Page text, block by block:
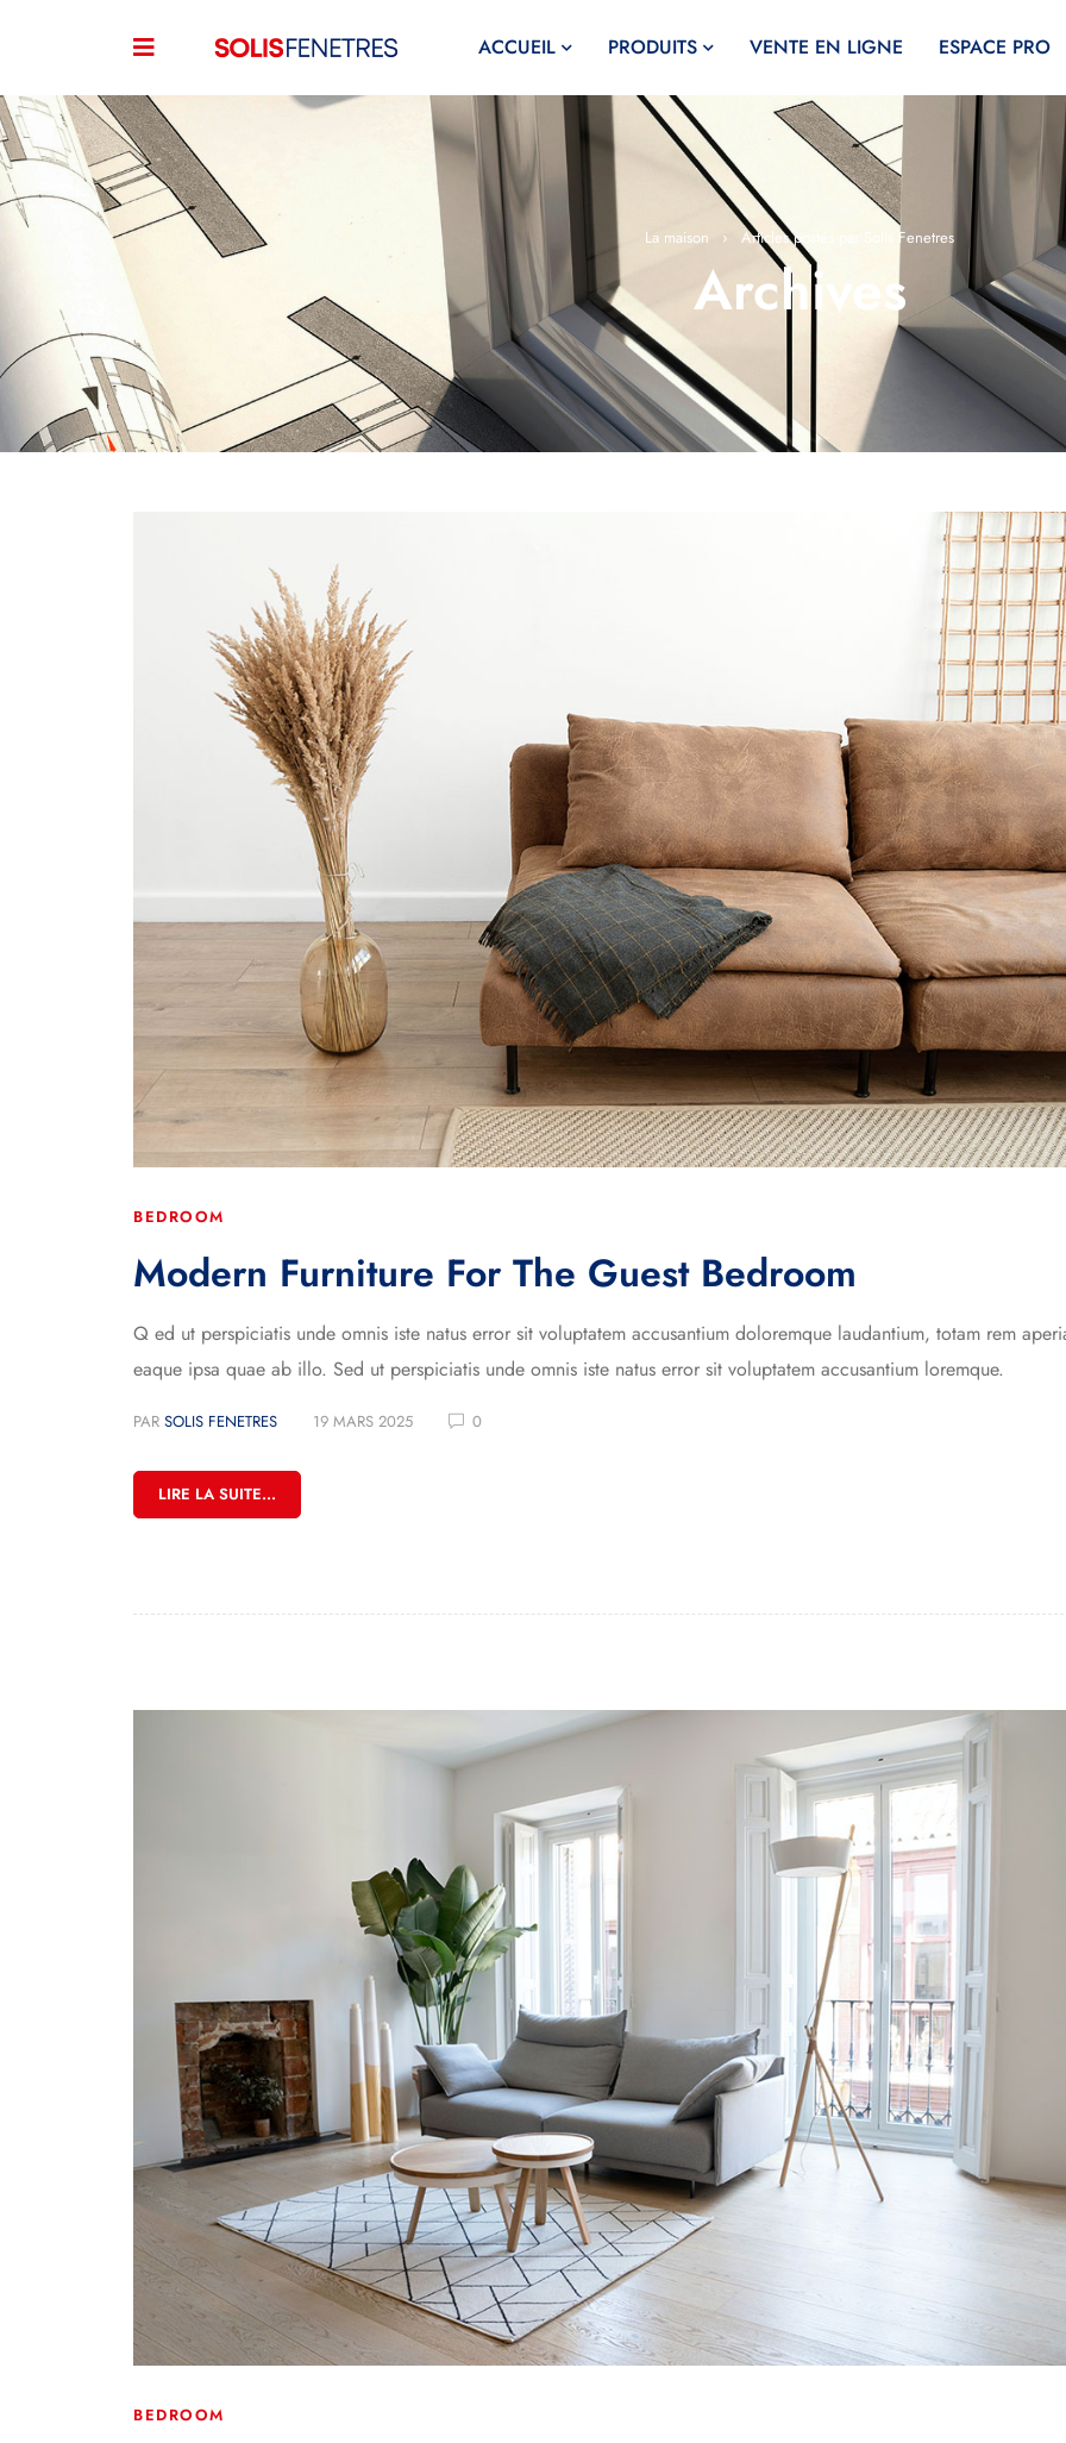
ACCUEIL PRODUITS VENTE EN LIGNE ESPACE PRO
La maison › Articles postés par Solis Fenetres
Archives
BEDROOM
Modern Furniture For The Guest Bedroom
Q ed ut perspiciatis unde omnis iste natus error sit voluptatem accusantium doloremque laudantium, totam rem
eaque ipsa quae ab illo. Sed ut perspiciatis unde omnis iste natus error sit voluptatem accusantium loremque.
PAR SOLIS FENETRES 19 MARS 2025 0
LIRE LA SUITE...
BEDROOM